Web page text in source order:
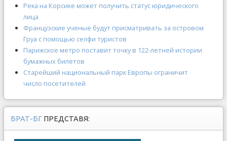
Река на Корсике может получить статус юридического
лица
Французские ученые будут присматривать за островом
Груа с помощью селфи туристов
Парижское метро поставит точку в 122-летней истории
бумажных билетов
Старейший национальный парк Европы ограничит
число посетителей
БРАТ-БГ ПРЕДСТАВЯ: